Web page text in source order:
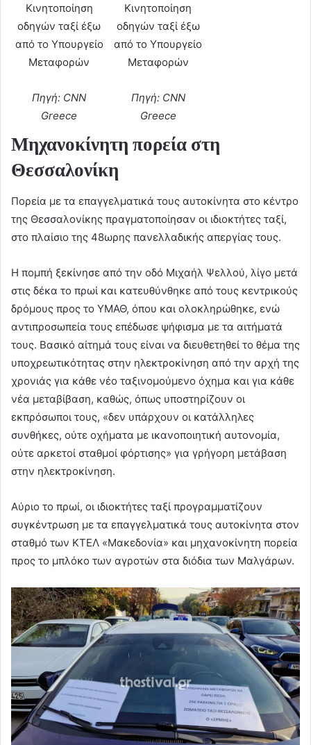
Κινητοποίηση
οδηγών ταξί έξω
από το Υπουργείο
Μεταφορών
Πηγή: CNN
Greece
Κινητοποίηση
οδηγών ταξί έξω
από το Υπουργείο
Μεταφορών
Πηγή: CNN
Greece
Μηχανοκίνητη πορεία στη
Θεσσαλονίκη
Πορεία με τα επαγγελματικά τους αυτοκίνητα στο κέντρο
της Θεσσαλονίκης πραγματοποίησαν οι ιδιοκτήτες ταξί,
στο πλαίσιο της 48ωρης πανελλαδικής απεργίας τους.
Η πομπή ξεκίνησε από την οδό Μιχαήλ Ψελλού, λίγο μετά
στις δέκα το πρωί και κατευθύνθηκε από τους κεντρικούς
δρόμους προς το ΥΜΑΘ, όπου και ολοκληρώθηκε, ενώ
αντιπροσωπεία τους επέδωσε ψήφισμα με τα αιτήματά
τους. Βασικό αίτημά τους είναι να διευθετηθεί το θέμα της
υποχρεωτικότητας στην ηλεκτροκίνηση από την αρχή της
χρονιάς για κάθε νέο ταξινομούμενο όχημα και για κάθε
νέα μεταβίβαση, καθώς, όπως υποστηρίζουν οι
εκπρόσωποι τους, «δεν υπάρχουν οι κατάλληλες
συνθήκες, ούτε οχήματα με ικανοποιητική αυτονομία,
ούτε αρκετοί σταθμοί φόρτισης» για γρήγορη μετάβαση
στην ηλεκτροκίνηση.
Αύριο το πρωί, οι ιδιοκτήτες ταξί προγραμματίζουν
συγκέντρωση με τα επαγγελματικά τους αυτοκίνητα στον
σταθμό των ΚΤΕΛ «Μακεδονία» και μηχανοκίνητη πορεία
προς το μπλόκο των αγροτών στα διόδια των Μαλγάρων.